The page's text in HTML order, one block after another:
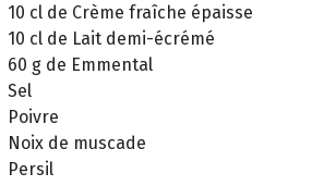
10 cl de Crème fraîche épaisse
10 cl de Lait demi-écrémé
60 g de Emmental
Sel
Poivre
Noix de muscade
Persil